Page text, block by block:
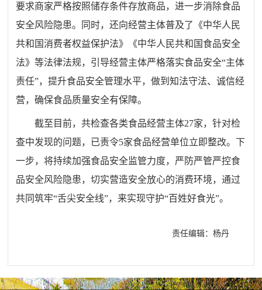
要求商家严格按照储存条件存放商品，进一步消除食品
安全风险隐患。同时，还向经营主体普及了《中华人民
共和国消费者权益保护法》《中华人民共和国食品安全
法》等法律法规，引导经营主体严格落实食品安全“主体
责任”，提升食品安全管理水平，做到知法守法、诚信经
营，确保食品质量安全有保障。
截至目前，共检查各类食品经营主体27家，针对检
查中发现的问题，已责令5家食品经营单位立即整改。下
一步，将持续加强食品安全监管力度，严防严管严控食
品安全风险隐患，切实营造安全放心的消费环境，通过
共同筑牢“舌尖安全线”，来实现守护“百姓好食光”。
责任编辑：杨丹